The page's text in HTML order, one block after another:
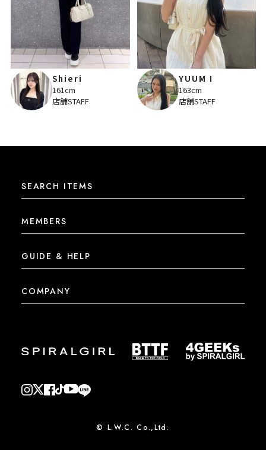
Shieri
161cm
店舗STAFF
YUUM I
163cm
店舗STAFF
SEARCH ITEMS
MEMBERS
GUIDE & HELP
COMPANY
© L.W.C. Co.,Ltd.